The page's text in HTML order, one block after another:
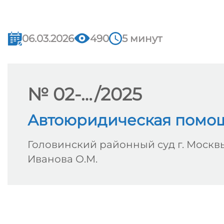
06.03.2026 490 5 минут
№ 02-…/2025
Автоюридическая
Головинский районный суд г.
Иванова О.М.